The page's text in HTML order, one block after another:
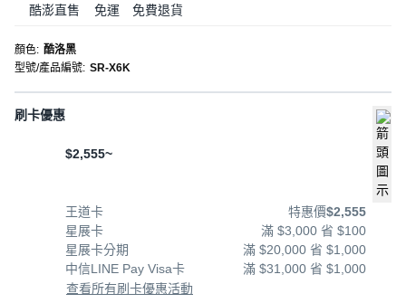
酷澎直售 免運 免費退貨
顏色: 酷洛黑
型號/產品編號: SR-X6K
刷卡優惠
$2,555~
王道卡 特惠價$2,555
星展卡
滿 $3,000 省 $100
星展卡分期
滿 $20,000 省 $1,000
中信LINE Pay Visa卡
滿 $31,000 省 $1,000
查看所有刷卡優惠活動